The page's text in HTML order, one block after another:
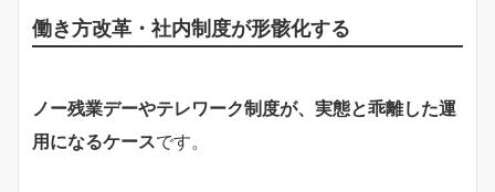
働き方改革・社内制度が形骸化する
ノー残業デーやテレワーク制度が、実態と乖離した運
用になるケースです。